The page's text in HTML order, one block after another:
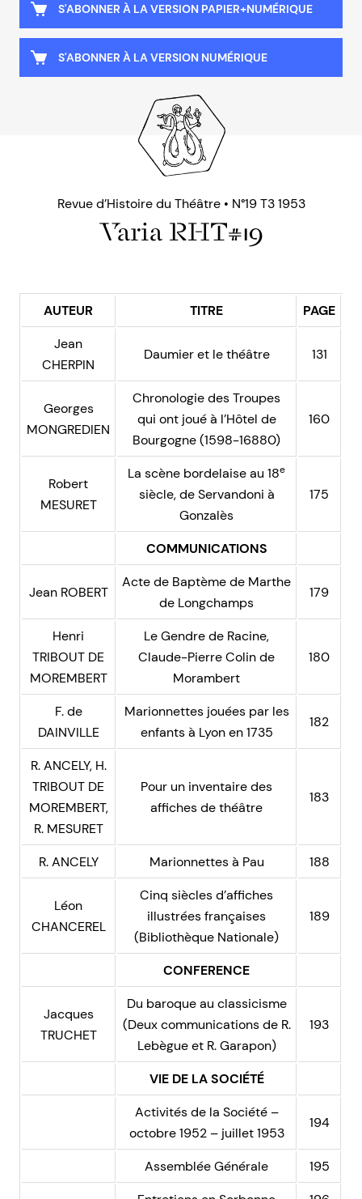
S'ABONNER À LA VERSION PAPIER+NUMÉRIQUE
S'ABONNER À LA VERSION NUMÉRIQUE
Revue d’Histoire du Théâtre • N°19 T3 1953
Varia RHT#19
AUTEUR TITRE
PAGE
Jean
CHERPIN
Daumier et le théâtre 131
Georges
MONGREDIEN
Chronologie des Troupes
qui ont joué à l’Hôtel de
Bourgogne (1598-16880)
160
Robert
MESURET
La scène bordelaise au 18e
siècle, de Servandoni à
Gonzalès
175
COMMUNICATIONS
Jean ROBERT
Acte de Baptème de Marthe
de Longchamps
179
Henri
TRIBOUT DE
MOREMBERT
Le Gendre de Racine,
Claude-Pierre Colin de
Morambert
180
F. de
DAINVILLE
Marionnettes jouées par les
enfants à Lyon en 1735
182
R. ANCELY, H.
TRIBOUT DE
MOREMBERT,
R. MESURET
Pour un inventaire des
affiches de théâtre
183
R. ANCELY Marionnettes à Pau 188
Léon
CHANCEREL
Cinq siècles d’affiches
illustrées françaises
(Bibliothèque Nationale)
189
CONFERENCE
Jacques
TRUCHET
Du baroque au classicisme
(Deux communications de R.
Lebègue et R. Garapon)
193
VIE DE LA SOCIÉTÉ
Activités de la Société –
octobre 1952 – juillet 1953
194
Assemblée Générale
195